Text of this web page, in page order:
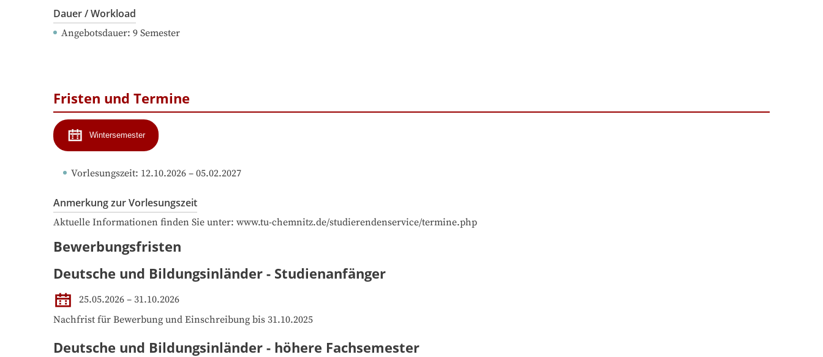
Dauer / Workload
Angebotsdauer: 9 Semester
Fristen und Termine
Wintersemester
Vorlesungszeit: 12.10.2026 – 05.02.2027
Anmerkung zur Vorlesungszeit
Aktuelle Informationen finden Sie unter: www.tu-chemnitz.de/studierendenservice/termine.php
Bewerbungsfristen
Deutsche und Bildungsinländer - Studienanfänger
25.05.2026 – 31.10.2026
Nachfrist für Bewerbung und Einschreibung bis 31.10.2025
Deutsche und Bildungsinländer - höhere Fachsemester